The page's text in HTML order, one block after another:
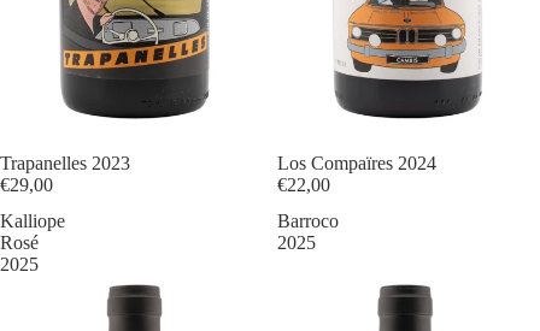
Trapanelles 2023
€29,00
Épuisé
Los Compaïres 2024
€22,00
Kalliope
Rosé
2025
Barroco
2025